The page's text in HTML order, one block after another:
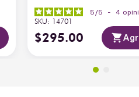
5 /5 - 4
SKU: 14701
$295.00